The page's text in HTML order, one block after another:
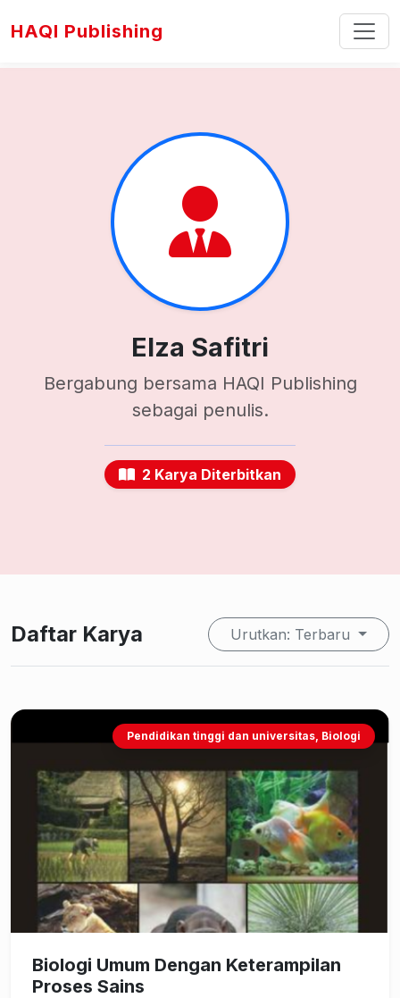
HAQI Publishing
Elza Safitri
Bergabung bersama HAQI Publishing
sebagai penulis.
2 Karya Diterbitkan
Daftar Karya Urutkan: Terbaru
Pendidikan tinggi dan universitas, Biologi
Biologi Umum Dengan Keterampilan
Proses Sains